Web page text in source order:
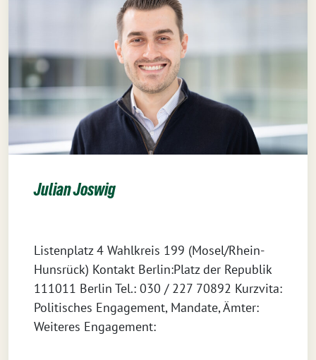
Julian Joswig
Listenplatz 4 Wahlkreis 199 (Mosel/Rhein-
Hunsrück) Kontakt Berlin:Platz der Republik
111011 Berlin Tel.: 030 / 227 70892 Kurzvita:
Politisches Engagement, Mandate, Ämter:
Weiteres Engagement: